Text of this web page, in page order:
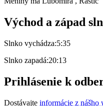
Východ a západ
Slnko vychádza:5:35
Slnko zapadá:20:13
Prihlásenie k
Dostávajte informácie z nášho